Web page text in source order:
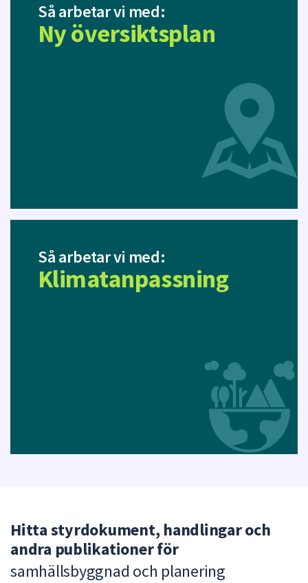
Så arbetar vi med:
Ny översiktsplan
Så arbetar vi med:
Klimatanpassning
Hitta styrdokument, handlingar och
andra publikationer för
samhällsbyggnad och planering